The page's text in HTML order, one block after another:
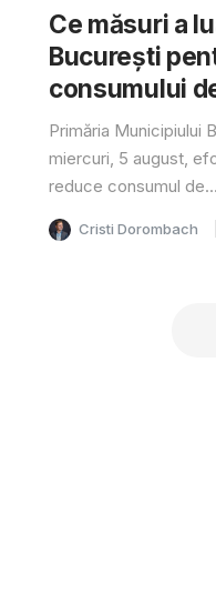
Ce măsuri a
București
consumului
Primăria Municipiului
miercuri, 5 august,
reduce consumul de...
Cristi Dorombach